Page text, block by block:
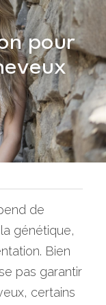
pour
de
génétique,
Bien
pas garantir
certains